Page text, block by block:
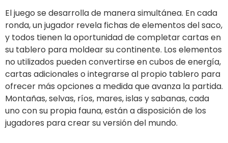
El juego se desarrolla de manera simultánea. En cada
ronda, un jugador revela fichas de elementos del saco,
y todos tienen la oportunidad de completar cartas en
su tablero para moldear su continente. Los elementos
no utilizados pueden convertirse en cubos de energía,
cartas adicionales o integrarse al propio tablero para
ofrecer más opciones a medida que avanza la partida.
Montañas, selvas, ríos, mares, islas y sabanas, cada
uno con su propia fauna, están a disposición de los
jugadores para crear su versión del mundo.